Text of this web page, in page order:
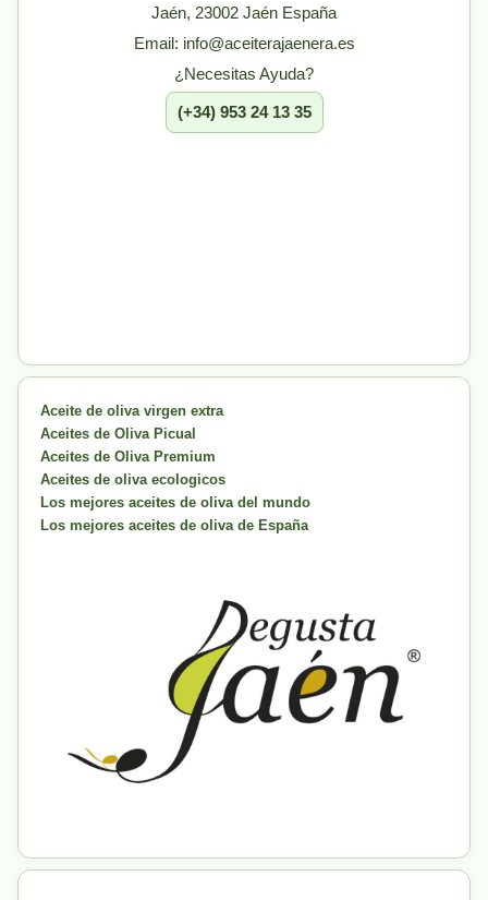
Jaén, 23002 Jaén España
Email: info@aceiterajaenera.es
¿Necesitas Ayuda?
(+34) 953 24 13 35
Aceite de oliva virgen extra
Aceites de Oliva Picual
Aceites de Oliva Premium
Aceites de oliva ecologicos
Los mejores aceites de oliva del mundo
Los mejores aceites de oliva de España